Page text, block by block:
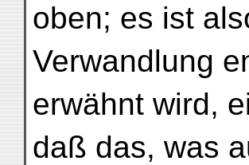
oben; es ist
Verwandlung
erwähnt wird,
daß das, was